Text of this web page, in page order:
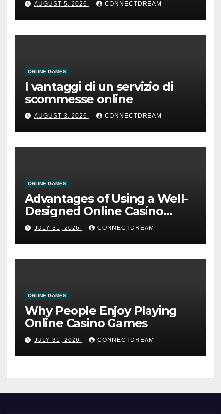
AUGUST 5, 2026 CONNECTDREAM
ONLINE GAMES
I vantaggi di un servizio di
scommesse online
AUGUST 3, 2026 CONNECTDREAM
ONLINE GAMES
Advantages of Using a Well-
Designed Online Casino
Service
JULY 31, 2026 CONNECTDREAM
ONLINE GAMES
Why People Enjoy Playing
Online Casino Games
JULY 31, 2026 CONNECTDREAM